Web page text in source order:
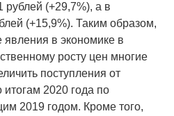
рублей (+29,7%), а в
(+15,9%). Таким образом,
явления в экономике в
росту цен многие
поступления от
2020 года по
2019 годом. Кроме того,